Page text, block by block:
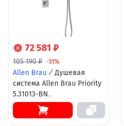
72 581 ₽
105 190 ₽ -31%
Allen Brau / Душевая
система Allen Brau Priority
5.31013-BN
термостатическая,
верхний и ручной душ,